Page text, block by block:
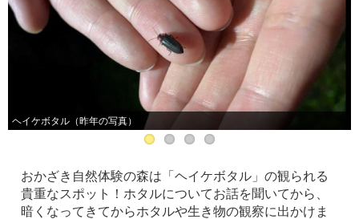
ヘイケボタル（昨年の写真）
おかざき自然体験の森は「ヘイケボタル」の観られる
貴重なスポット！ホタルについてお話を聞いてから、
暗くなってきてからホタルや生き物の観察に出かけま